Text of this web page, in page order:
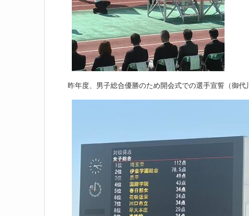
昨年度、男子総合優勝のため開会式での選手宣誓（御